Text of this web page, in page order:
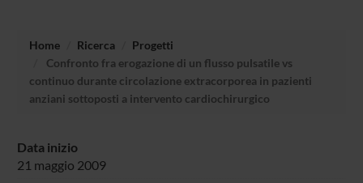
Home Ricerca
Progetti
Confronto fra erogazione di un flusso pulsatile vs
continuo durante circolazione extracorporea in pazienti
anziani sottoposti a intervento cardiochirurgico
Data inizio
21 maggio 2009